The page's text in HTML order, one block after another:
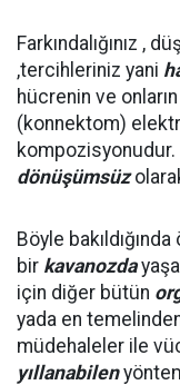
Farkındalığınız ,
,tercihleriniz yani
hücrenin ve
(konnektom)
kompozisyonudur.
dönüşümsüz
Böyle
bir kavanozda
için diğer bütün
yada en
müdehaleler ile
yıllanabilen